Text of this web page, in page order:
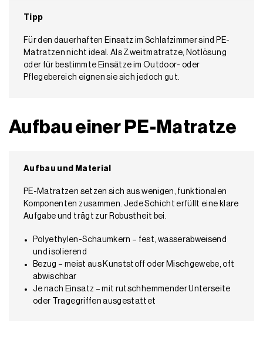
Tipp
Für den dauerhaften Einsatz im Schlafzimmer sind PE-
Matratzen nicht ideal. Als Zweitmatratze, Notlösung
oder für bestimmte Einsätze im Outdoor- oder
Pflegebereich eignen sie sich jedoch gut.
Aufbau einer PE-Matratze
Aufbau und Material
PE-Matratzen setzen sich aus wenigen, funktionalen
Komponenten zusammen. Jede Schicht erfüllt eine klare
Aufgabe und trägt zur Robustheit bei.
Polyethylen-Schaumkern – fest, wasserabweisend
und isolierend
Bezug – meist aus Kunststoff oder Mischgewebe, oft
abwischbar
Je nach Einsatz – mit rutschhemmender Unterseite
oder Tragegriffen ausgestattet